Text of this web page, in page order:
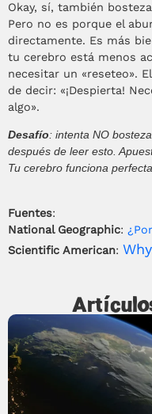
Okay, sí, también
Pero no es porque el
directamente. Es más
tu cerebro está menos
necesitar un «reseteo».
de decir: «¡Despierta!
algo».
Desafío: intenta NO
después de leer esto.
Tu cerebro funciona
Fuentes:
National Geographic:
Scientific American: